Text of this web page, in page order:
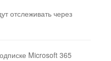
отслеживать через
Microsoft 365